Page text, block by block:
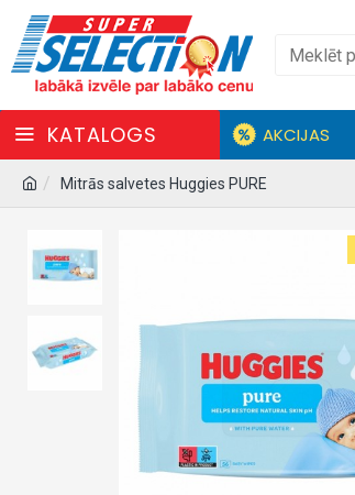
KATALOGS AKCIJAS
Mitrās salvetes Huggies PURE